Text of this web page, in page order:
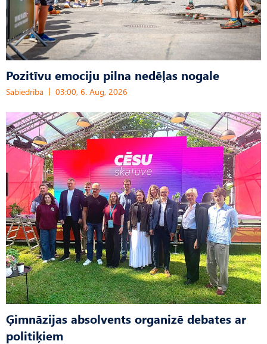
Pozitīvu emociju pilna nedēļas nogale
Sabiedrība 03:00, 6. Aug, 2026
Ģimnāzijas absolvents organizē debates ar
politiķiem